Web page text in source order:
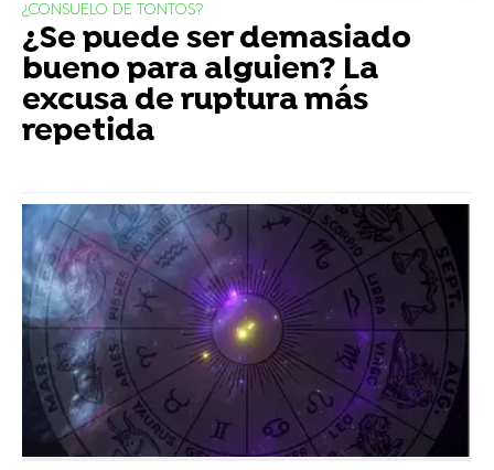
¿CONSUELO DE TONTOS?
¿Se puede ser demasiado
bueno para alguien? La
excusa de ruptura más
repetida